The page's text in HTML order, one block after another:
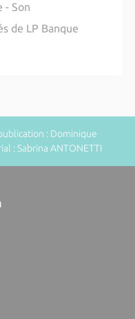
- Son
de LP Banque
: Dominique
: Sabrina ANTONETTI